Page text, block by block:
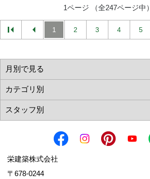
1ページ （全247ページ中）
1 2 3 4 5
栄建築株式会社
〒678-0244